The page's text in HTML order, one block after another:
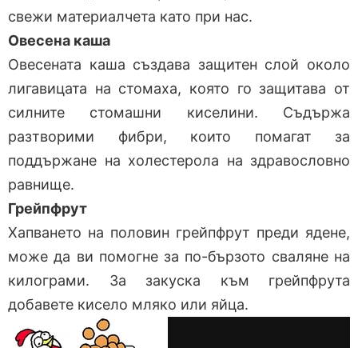
свежи материалчета като при нас.
Овесена каша
Овесената каша създава защитен слой около
лигавицата на стомаха, която го защитава от
силните стомашни киселини. Съдържа
разтворими фибри, които помагат за
поддържане на холестерола на здравословно
равнище.
Грейпфрут
Хапването на половин грейпфрут преди ядене,
може да ви помогне за по-бързото сваляне на
килограми. За закуска към грейпфрута
добавете кисело мляко или яйца.